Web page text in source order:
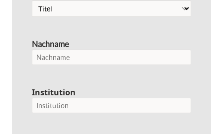
Nachname
Institution